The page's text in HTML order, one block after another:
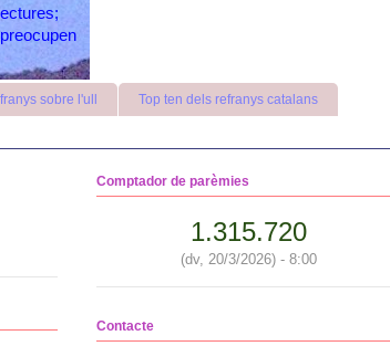
sobre l'ull Top ten dels refranys catalans
Comptador de parèmies
1.315.720
(dv, 20/3/2026) - 8:00
Contacte